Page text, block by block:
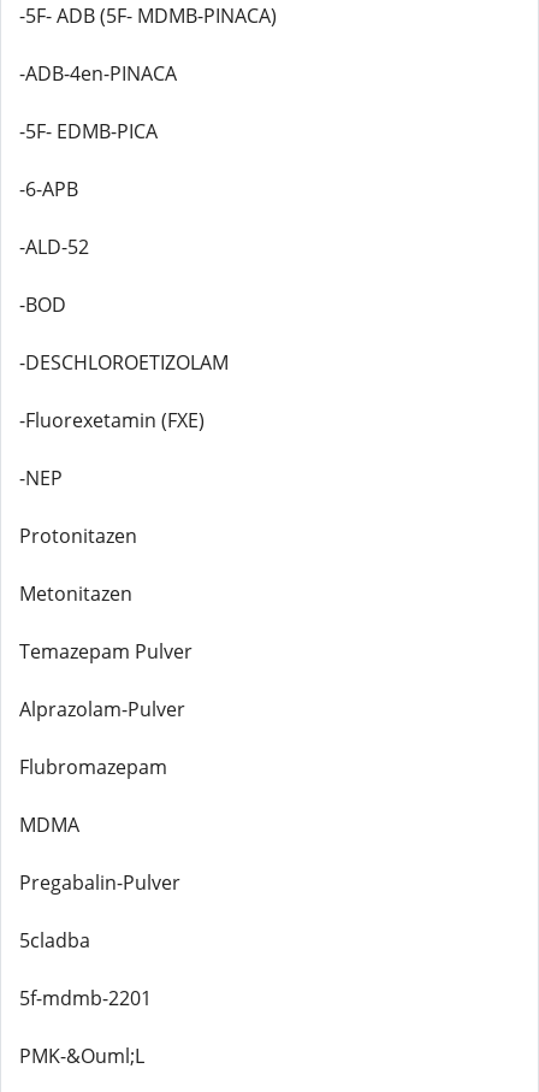
-5F- ADB (5F- MDMB-PINACA)
-ADB-4en-PINACA
-5F- EDMB-PICA
-6-APB
-ALD-52
-BOD
-DESCHLOROETIZOLAM
-Fluorexetamin (FXE)
-NEP
Protonitazen
Metonitazen
Temazepam Pulver
Alprazolam-Pulver
Flubromazepam
MDMA
Pregabalin-Pulver
5cladba
5f-mdmb-2201
PMK-&Ouml;L